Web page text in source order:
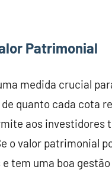
Patrimonial
medida crucial
quanto cada cota
aos investidores
o valor patrimonial
tem uma boa